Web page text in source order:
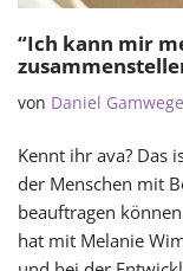
“Ich kann mir
von Daniel
Kennt ihr ava? Das
der Menschen mit
beauftragen
hat mit Melanie